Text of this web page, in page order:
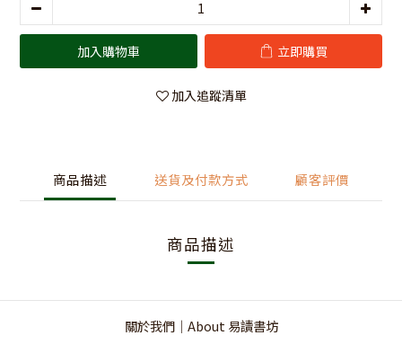
加入購物車 立即購買
加入追蹤清單
商品描述 送貨及付款方式 顧客評價
商品描述
關於我們｜About 易讀書坊